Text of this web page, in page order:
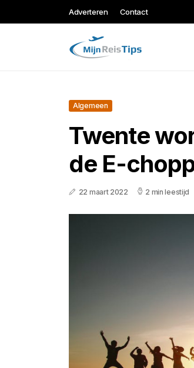
Adverteren Contact
Algemeen
Twente
de E-
22 maart 2022 2 min leestijd